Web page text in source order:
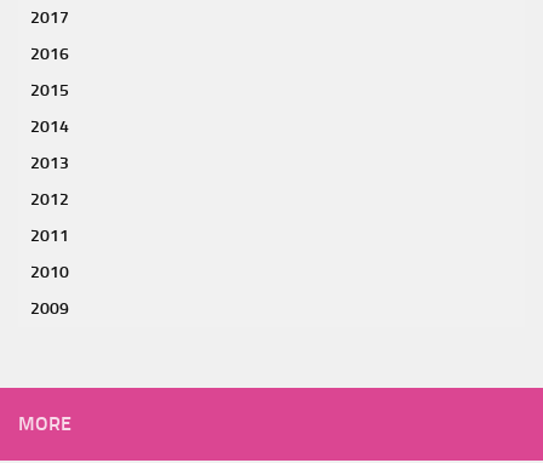
2017
2016
2015
2014
2013
2012
2011
2010
2009
MORE